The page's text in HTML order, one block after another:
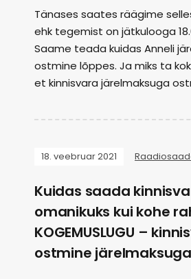
Tänases saates räägime
ehk tegemist on jätkulooga
Saame teada kuidas Anneli
ostmine lõppes. Ja miks ta
et kinnisvara järelmaksuga
18. veebruar 2021
Kuidas saada
omanikuks kui kohe
KOGEMUSLUGU –
ostmine järelmaksuga